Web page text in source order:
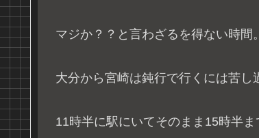
マジか？？と言わざるを得ない時間。
大分から宮崎は鈍行で行くには苦し
11時半に駅にいてそのまま15時半ま